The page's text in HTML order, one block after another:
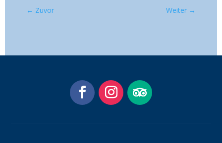
← Zuvor Weiter →